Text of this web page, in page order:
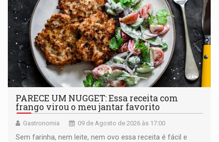
PARECE UM NUGGET: Essa receita com
frango virou o meu jantar favorito
Gastronomia 09 de Agosto de 2026 às 17:00
Sem farinha, nem leite, nem ovo essa receita é fácil e